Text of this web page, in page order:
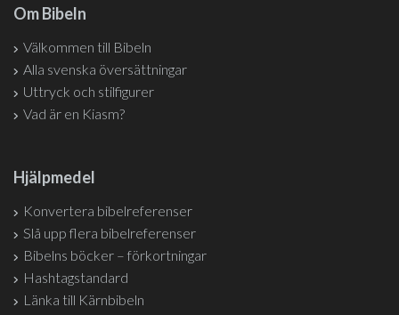
Om Bibeln
Välkommen till Bibeln
Alla svenska översättningar
Uttryck och stilfigurer
Vad är en Kiasm?
Hjälpmedel
Konvertera bibelreferenser
Slå upp flera bibelreferenser
Bibelns böcker – förkortningar
Hashtagstandard
Länka till Kärnbibeln